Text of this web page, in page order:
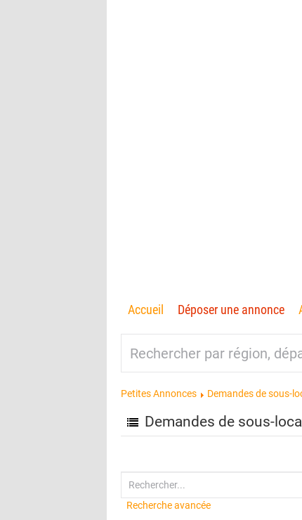
Accueil Déposer une annonce
Petites Annonces Demandes de sous-
Demandes de sous-
Recherche avancée